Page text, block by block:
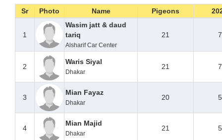
Sr Photo Name Pigeons
1
Wasim jatt & daud
tariq
Alsharif Car Center
21
2
Waris Siyal
Dhakar
21
3
Mian Fayaz
Dhakar
20
4
Mian Majid
Dhakar
21